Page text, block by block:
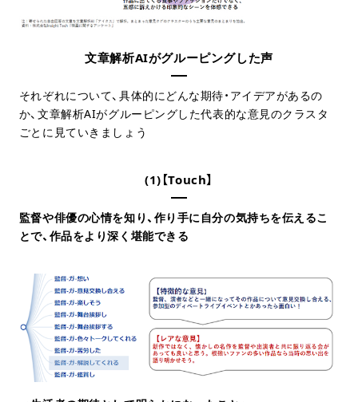
文章解析AIがグルーピングした声
それぞれについて、具体的にどんな期待・アイデアがあるの
か、文章解析AIがグルーピングした代表的な意見のクラスタ
ごとに見ていきましょう
(1)【Touch】
監督や俳優の心情を知り、作り手に自分の気持ちを伝えるこ
とで、作品をより深く堪能できる